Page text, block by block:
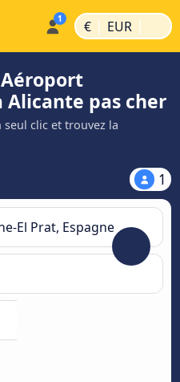
€ | EUR |
Alicante pas cher
seul clic et trouvez la
1